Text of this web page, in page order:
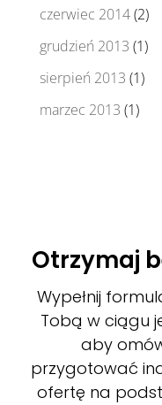
czerwiec 2014(2)
grudzień 2013 (1)
sierpień 2013 (1)
marzec 2013 (1)
Otrzymaj
Wypełnij
Tobą w ciągu
aby
przygotować
ofertę na